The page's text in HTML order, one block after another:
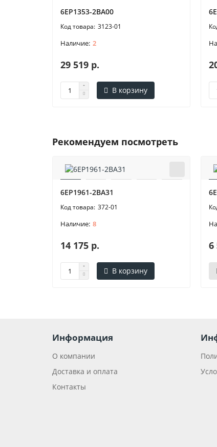
6EP1353-2BA00
3123-01
2
29 519 р.
В корзину
Рекомендуем посмотреть
6EP1961-2BA31
372-01
8
14 175 р.
В корзину
6
Информация
О компании
Доставка и оплата
Контакты